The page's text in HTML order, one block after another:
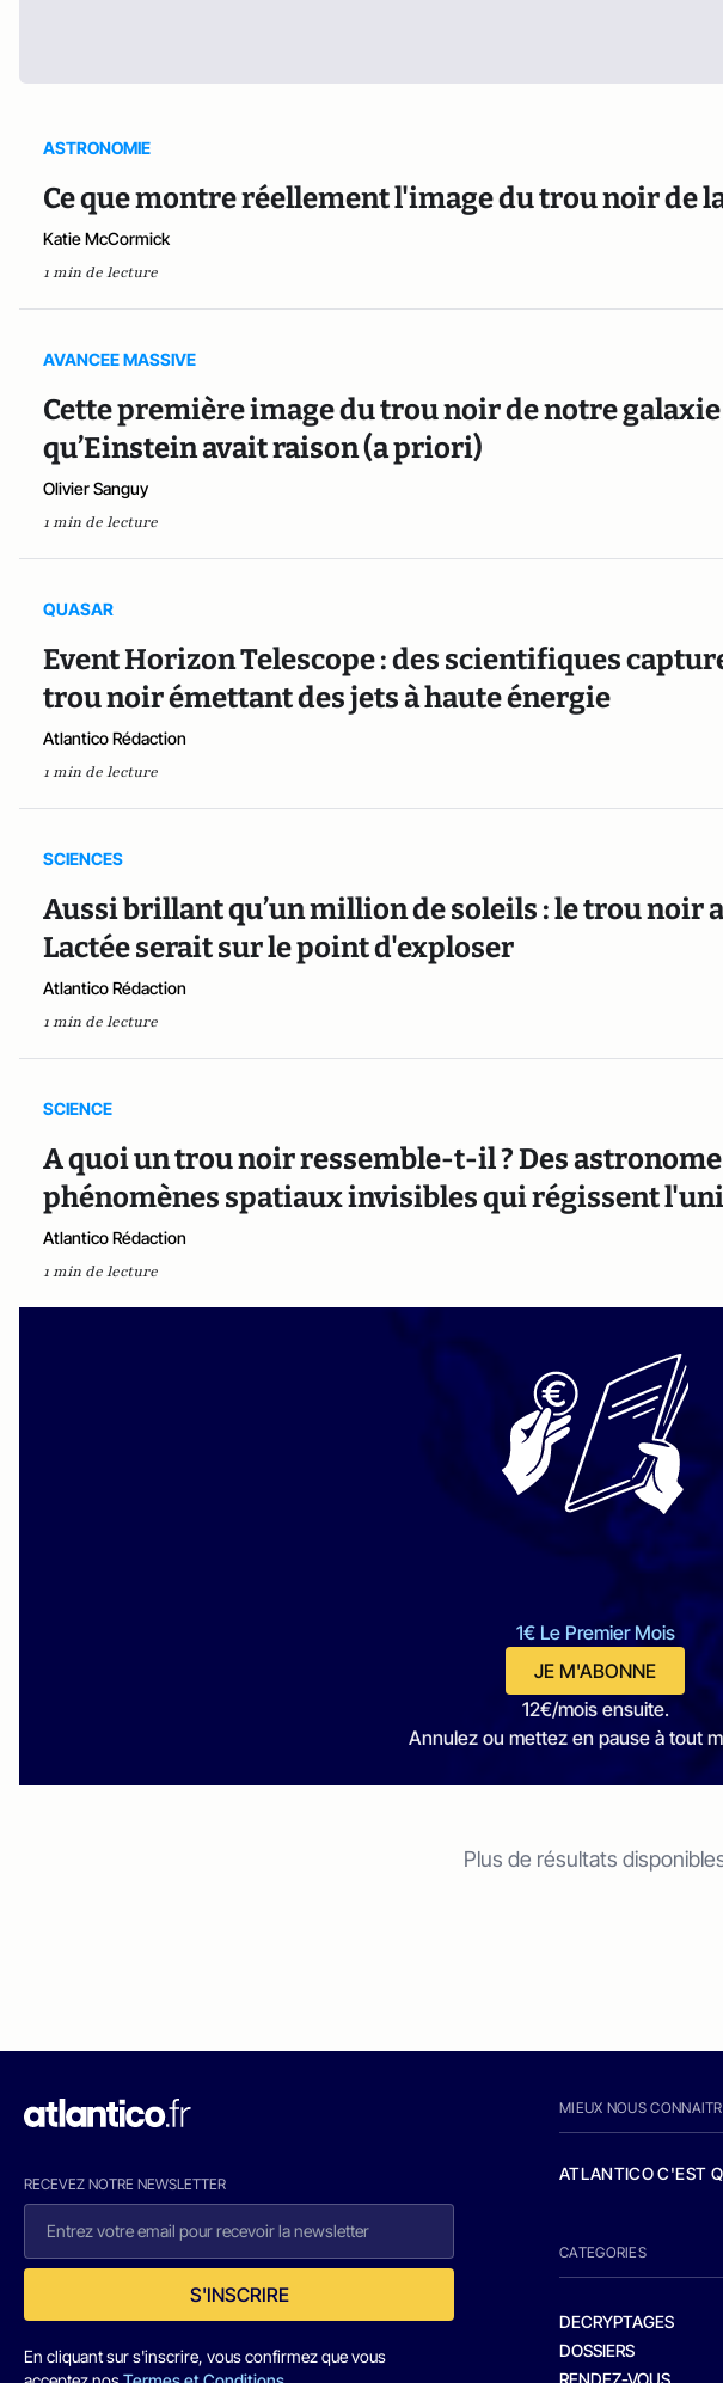
ASTRONOMIE
Ce que montre réellement l'image du trou noir de
Katie McCormick
1 min de lecture
AVANCEE MASSIVE
Cette première image du trou noir de notre
qu’Einstein avait raison (a priori)
Olivier Sanguy
1 min de lecture
QUASAR
Event Horizon Telescope : des scientifiques
trou noir émettant des jets à haute énergie
Atlantico Rédaction
1 min de lecture
SCIENCES
Aussi brillant qu’un million de soleils : le trou noir
Lactée serait sur le point d'exploser
Atlantico Rédaction
1 min de lecture
SCIENCE
A quoi un trou noir ressemble-t-il ? Des
phénomènes spatiaux invisibles qui régissent
Atlantico Rédaction
1 min de lecture
1€ Le Premier Mois
JE M'ABONNE
12€/mois ensuite.
Annulez ou mettez en pause à tout
Plus de résultats
RECEVEZ NOTRE NEWSLETTER
S'INSCRIRE
En cliquant sur s'inscrire, vous confirmez que vous
MIEUX NOUS
ATLANTICO C'EST
CATEGORIES
DECRYPTAGES
DOSSIERS
RENDEZ-VOUS